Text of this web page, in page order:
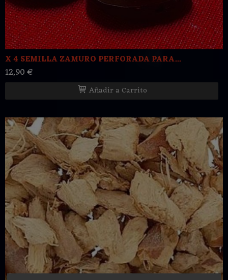
X 4 SEMILLA ZAMURO PERFORADA PARA...
12,90 €
Añadir a Carrito